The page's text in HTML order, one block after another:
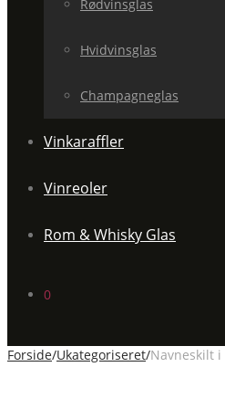
Rødvinsglas
Hvidvinsglas
Champagneglas
Vinkaraffler
Vinreoler
Rom & Whisky Glas
0
Forside/Ukategoriseret/Navneskilt